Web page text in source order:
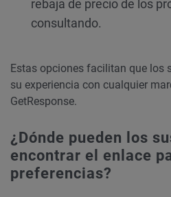
rebaja de precio de los
consultando.
Estas opciones facilitan que los
su experiencia con cualquier
GetResponse.
¿Dónde pueden los
encontrar el enlace
preferencias?